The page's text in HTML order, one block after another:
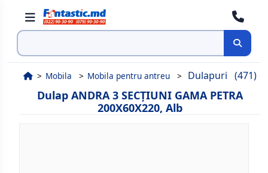
Cauta
Mobila Mobila pentru antreu Dulapuri (471)
Dulap ANDRA 3 SECȚIUNI GAMA PETRA
200X60X220, Alb